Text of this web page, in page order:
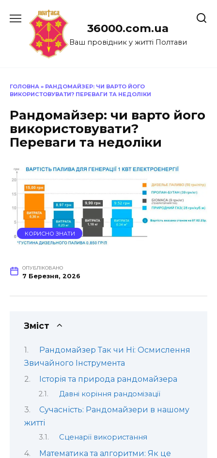
до
36000.com.ua
Ваш провідник у житті Полтави
ГОЛОВНА » РАНДОМАЙЗЕР: ЧИ ВАРТО ЙОГО
ВИКОРИСТОВУВАТИ? ПЕРЕВАГИ ТА НЕДОЛІКИ
Рандомайзер: чи варто його
використовувати?
Переваги та недоліки
КОРИСНО ЗНАТИ
ОПУБЛІКОВАНО
7 Березня, 2026
Зміст
Рандомайзер Так чи Ні: Осмислення
Звичайного Інструмента
Історія та природа рандомайзера
Давні коріння рандомізації
Сучасність: Рандомайзери в нашому
житті
Сценарії використання
Математика та алгоритми: Як це